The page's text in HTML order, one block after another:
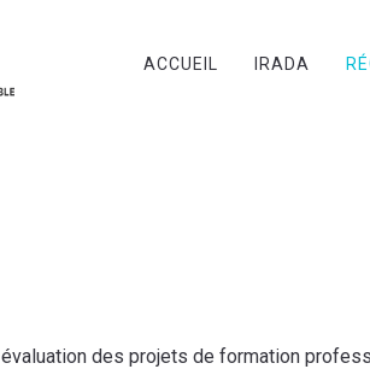
ACCUEIL IRADA
évaluation des projets de formation